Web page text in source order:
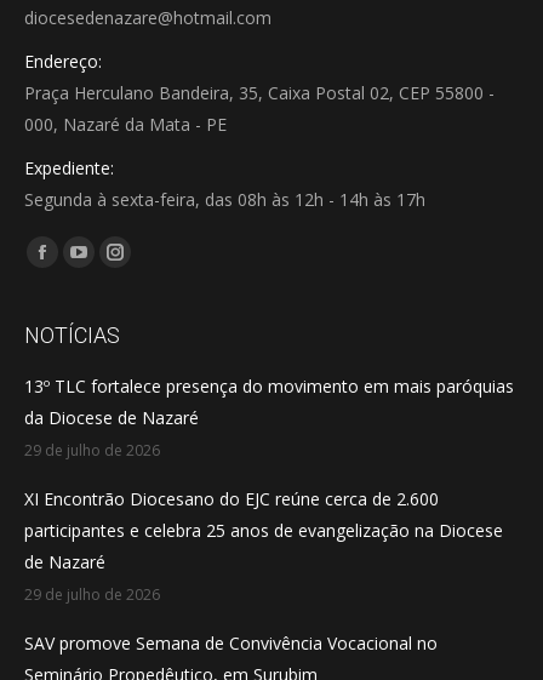
diocesedenazare@hotmail.com
Endereço:
Praça Herculano Bandeira, 35, Caixa Postal 02, CEP 55800 -
000, Nazaré da Mata - PE
Expediente:
Segunda à sexta-feira, das 08h às 12h - 14h às 17h
Encontre-nos em:
Facebook
opens
new
window
YouTube
opens
new
window
Instagram
opens
new
window
NOTÍCIAS
13º TLC fortalece presença do movimento em mais paróquias
da Diocese de Nazaré
29 de julho de 2026
XI Encontrão Diocesano do EJC reúne cerca de 2.600
participantes e celebra 25 anos de evangelização na Diocese
de Nazaré
29 de julho de 2026
SAV promove Semana de Convivência Vocacional no
Seminário Propedêutico, em Surubim